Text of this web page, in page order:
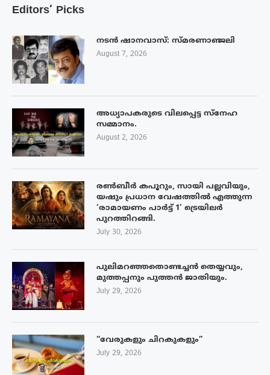
Editors’ Picks
നടൻ ഷാനവാസ്: സ്മരണാഞ്ജലി
August 7, 2026
അധ്യാപകരുടെ വിലപ്പെട്ട സ്നേഹ
സമ്മാനം.
August 2, 2026
രൺബീർ കപൂറും, സായി പല്ലവിയും,
യഷും പ്രധാന വേഷത്തിൽ എത്തുന്ന
‘രാമായണം പാർട്ട് 1’ ട്രെയിലർ
പുറത്തിറങ്ങി.
July 30, 2026
പുലിമറഞ്ഞതൊണ്ടച്ചൻ തെയ്യവും,
മുത്തപ്പനും പുത്തൻ ജാതിയും.
July 29, 2026
“വേരുകളും ചിറകുകളും”
July 29, 2026